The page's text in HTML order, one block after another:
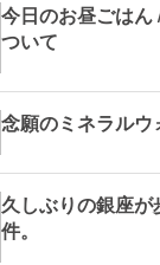
今日のお昼ごはん
ついて
念願のミネラルウ
久しぶりの銀座
件。